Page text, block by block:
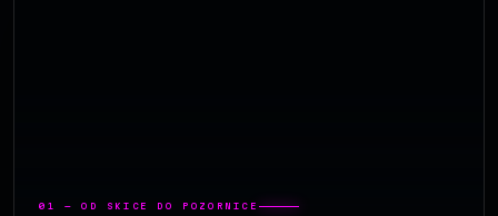
01 — OD SKICE DO POZORNICE